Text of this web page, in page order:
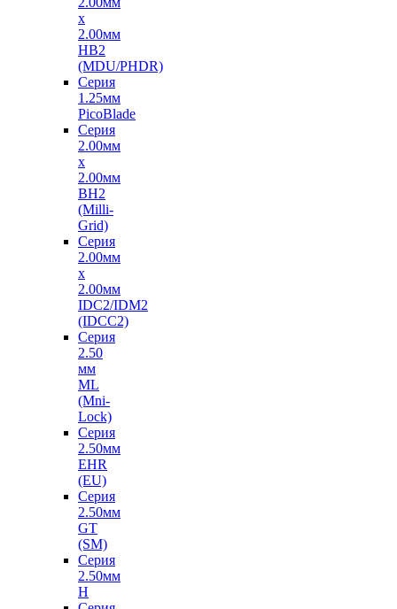
x
2.00мм
HB2
(MDU/PHDR)
Серия
1.25мм
PicoBlade
Серия
2.00мм
х
2.00мм
BH2
(Milli-
Grid)
Серия
2.00мм
х
2.00мм
IDC2/IDM2
(IDCC2)
Серия
2.50
мм
ML
(Mni-
Lock)
Серия
2.50мм
EHR
(EU)
Серия
2.50мм
GT
(SM)
Серия
2.50мм
H